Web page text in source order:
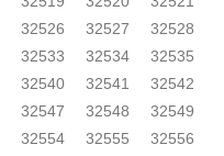
32526 32527
32528
32533 32534
32535
32540 32541
32542
32547 32548
32549
32554 32555
32556